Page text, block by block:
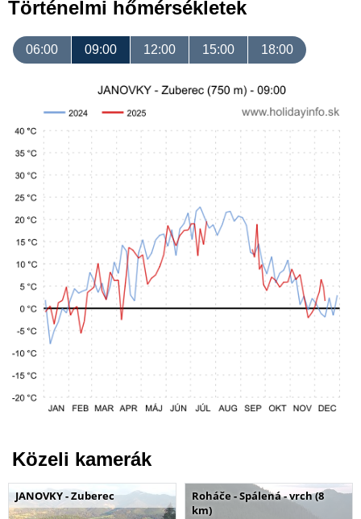
Történelmi hőmérsékletek
06:00 09:00 12:00 15:00 18:00
Közeli kamerák
JANOVKY - Zuberec
Roháče - Spálená - vrch (8
km)